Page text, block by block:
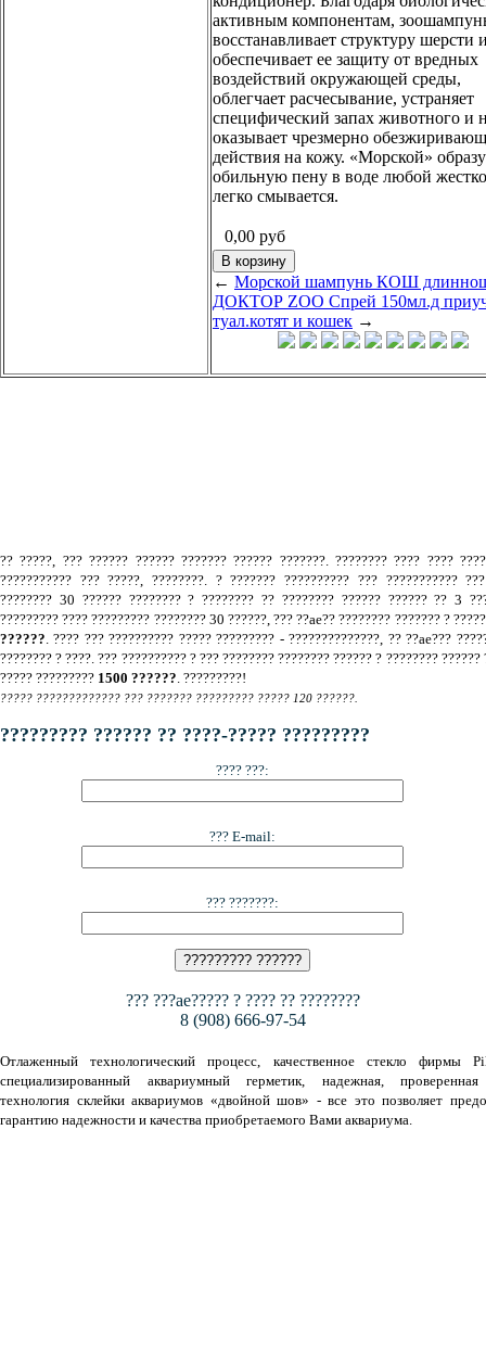
активным компонентам,
восстанавливает структуру шерсти
обеспечивает ее защиту от вредных
воздействий окружающей среды,
облегчает расчесывание, устраняет
специфический запах животного и
оказывает чрезмерно
действия на кожу. «Морской»
обильную пену в воде любой
легко смывается.
0,00 руб
← Морской шампунь КОШ
ДОКТОР ZOO Спрей 150мл.д
туал.котят и кошек →
?? ?????, ??? ?????? ?????? ??????? ?????? ???????. ???????? ???? ????
??????????? ??? ?????, ????????. ? ??????? ?????????? ??? ???????????
???????? 30 ?????? ???????? ? ???????? ?? ???????? ?????? ?????? ?? 3
????????? ???? ????????? ???????? 30 ??????, ??? ??ae?? ???????? ??????? ?
??????. ???? ??? ?????????? ????? ????????? - ??????????????, ?? ??ae???
???????? ? ????. ??? ?????????? ? ??? ???????? ???????? ?????? ? ???????? ??????
????? ????????? 1500 ??????. ?????????!
????? ????????????? ??? ??????? ????????? ????? 120 ??????.
????????? ?????? ?? ????-????? ?????????
???? ???:
??? E-mail:
??? ???????:
??? ???ae????? ? ???? ?? ????????
8 (908) 666-97-54
Отлаженный технологический процесс, качественное стекло фирмы
специализированный аквариумный герметик, надежная,
технология склейки аквариумов «двойной шов» - все это позволяет
гарантию надежности и качества приобретаемого Вами аквариума.